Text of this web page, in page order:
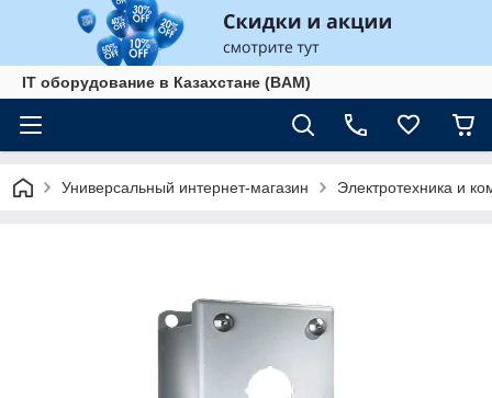
IT оборудование в Казахстане (BAM)
Универсальный интернет-магазин Электротехника и